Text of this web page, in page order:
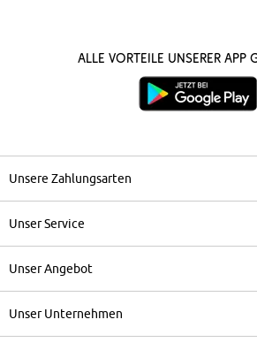
Alle Vorteile unserer App
Unsere Zahlungsarten
Unser Service
Unser Angebot
Unser Unternehmen